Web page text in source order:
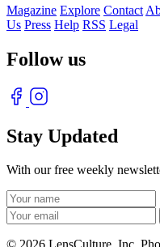
Magazine Explore Contact
Us Press Help RSS Legal
Follow us
Stay Updated
With our free weekly